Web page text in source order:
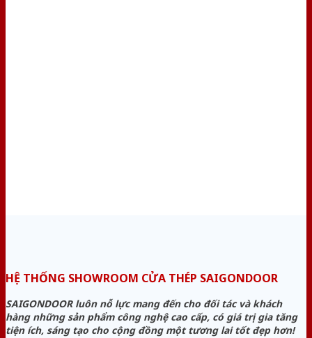
HỆ THỐNG SHOWROOM CỬA THÉP SAIGONDOOR
SAIGONDOOR luôn nỗ lực mang đến cho đối tác và khách
hàng những sản phẩm công nghệ cao cấp, có giá trị gia tăng
tiện ích, sáng tạo cho cộng đồng một tương lai tốt đẹp hơn!